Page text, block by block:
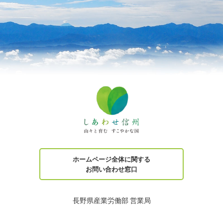
ホームページ全体に関する
お問い合わせ窓口
長野県産業労働部 営業局